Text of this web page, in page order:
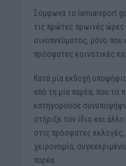
Σύμφωνα το
τις πρώτες πρωινές
οινοπνεύματος, μόνο που
πρόσφατες κοινοτικές
Κατά μία εκδοχή
από τη μία παρέα, που το
κατηγορούσε
στήριξε τον ίδιο και
στις πρόσφατες
χειρονομία,
παρέα.